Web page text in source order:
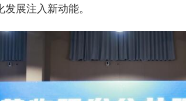
展注入新动能。